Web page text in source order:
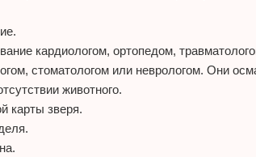
кардиологом, ортопедом,
стоматологом или неврологом. Они
животного.
карты зверя.